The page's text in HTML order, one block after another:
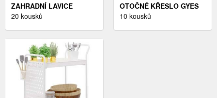
ZAHRADNÍ LAVICE
ČERNÁ OCEL
20 kousků
OTOČNÉ KŘESLO GYES
DEKORHOME
10 kousků